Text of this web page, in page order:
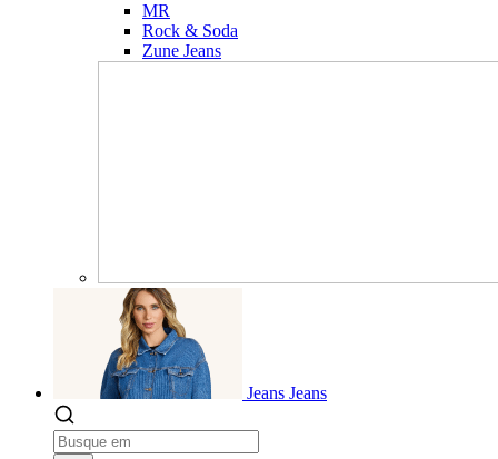
MR
Rock & Soda
Zune Jeans
Jeans Jeans